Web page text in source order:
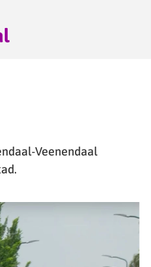
Veenendaal